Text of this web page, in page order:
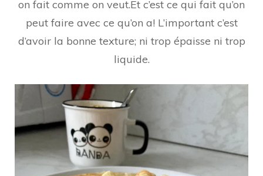
on fait comme on veut.Et c’est ce qui fait qu’on
peut faire avec ce qu’on a! L’important c’est
d’avoir la bonne texture; ni trop épaisse ni trop
liquide.